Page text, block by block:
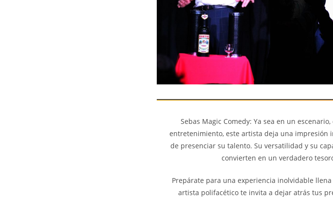
Sebas Magic Comedy: Ya sea en un
entretenimiento, este artista deja una
de presenciar su talento. Su versatilidad y su
convierten en un verdadero
Prepárate para una experiencia inolvidable llena
artista polifacético te invita a dejar atrás tus